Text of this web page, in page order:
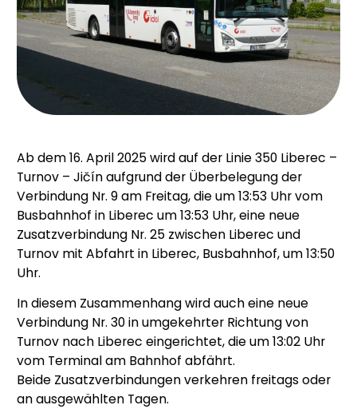
Ab dem 16. April 2025 wird auf der Linie 350 Liberec –
Turnov – Jičín aufgrund der Überbelegung der
Verbindung Nr. 9 am Freitag, die um 13:53 Uhr vom
Busbahnhof in Liberec um 13:53 Uhr, eine neue
Zusatzverbindung Nr. 25 zwischen Liberec und
Turnov mit Abfahrt in Liberec, Busbahnhof, um 13:50
Uhr.
In diesem Zusammenhang wird auch eine neue
Verbindung Nr. 30 in umgekehrter Richtung von
Turnov nach Liberec eingerichtet, die um 13:02 Uhr
vom Terminal am Bahnhof abfährt.
Beide Zusatzverbindungen verkehren freitags oder
an ausgewählten Tagen.